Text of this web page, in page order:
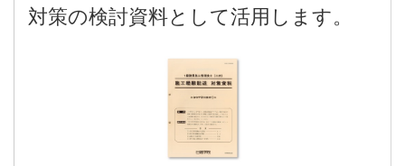
対策の検討資料として活用します。